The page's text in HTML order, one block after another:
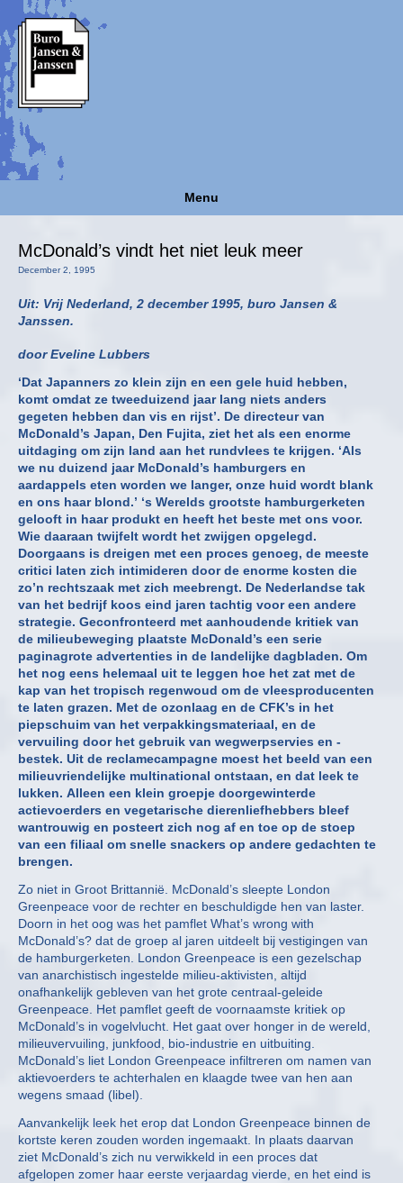
Menu
McDonald’s vindt het niet leuk meer
December 2, 1995
Uit: Vrij Nederland, 2 december 1995, buro Jansen &
Janssen.
door Eveline Lubbers
‘Dat Japanners zo klein zijn en een gele huid hebben,
komt omdat ze tweeduizend jaar lang niets anders
gegeten hebben dan vis en rijst’. De directeur van
McDonald’s Japan, Den Fujita, ziet het als een enorme
uitdaging om zijn land aan het rundvlees te krijgen. ‘Als
we nu duizend jaar McDonald’s hamburgers en
aardappels eten worden we langer, onze huid wordt blank
en ons haar blond.’ ‘s Werelds grootste hamburgerketen
gelooft in haar produkt en heeft het beste met ons voor.
Wie daaraan twijfelt wordt het zwijgen opgelegd.
Doorgaans is dreigen met een proces genoeg, de meeste
critici laten zich intimideren door de enorme kosten die
zo’n rechtszaak met zich meebrengt. De Nederlandse tak
van het bedrijf koos eind jaren tachtig voor een andere
strategie. Geconfronteerd met aanhoudende kritiek van
de milieubeweging plaatste McDonald’s een serie
paginagrote advertenties in de landelijke dagbladen. Om
het nog eens helemaal uit te leggen hoe het zat met de
kap van het tropisch regenwoud om de vleesproducenten
te laten grazen. Met de ozonlaag en de CFK’s in het
piepschuim van het verpakkingsmateriaal, en de
vervuiling door het gebruik van wegwerpservies en -
bestek. Uit de reclamecampagne moest het beeld van een
milieuvriendelijke multinational ontstaan, en dat leek te
lukken. Alleen een klein groepje doorgewinterde
actievoerders en vegetarische dierenliefhebbers bleef
wantrouwig en posteert zich nog af en toe op de stoep
van een filiaal om snelle snackers op andere gedachten te
brengen.
Zo niet in Groot Brittannië. McDonald’s sleepte London
Greenpeace voor de rechter en beschuldigde hen van laster.
Doorn in het oog was het pamflet What’s wrong with
McDonald’s? dat de groep al jaren uitdeelt bij vestigingen van
de hamburgerketen. London Greenpeace is een gezelschap
van anarchistisch ingestelde milieu-aktivisten, altijd
onafhankelijk gebleven van het grote centraal-geleide
Greenpeace. Het pamflet geeft de voornaamste kritiek op
McDonald’s in vogelvlucht. Het gaat over honger in de wereld,
milieuvervuiling, junkfood, bio-industrie en uitbuiting.
McDonald’s liet London Greenpeace infiltreren om namen van
aktievoerders te achterhalen en klaagde twee van hen aan
wegens smaad (libel).
Aanvankelijk leek het erop dat London Greenpeace binnen de
kortste keren zouden worden ingemaakt. In plaats daarvan
ziet McDonald’s zich nu verwikkeld in een proces dat
afgelopen zomer haar eerste verjaardag vierde, en het eind is